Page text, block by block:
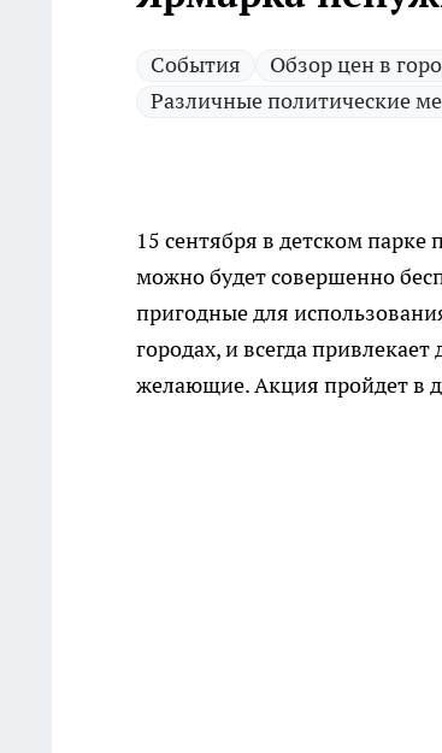
Cобытия Обзор цен в
Различные политические
15 сентября в детском
можно будет совершенно
пригодные для
городах, и всегда
желающие. Акция пройдет в